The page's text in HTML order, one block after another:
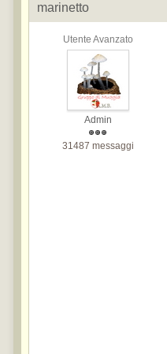
marinetto
Utente Avanzato
Admin
31487 messaggi